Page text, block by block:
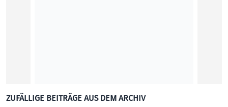
ZUFÄLLIGE BEITRÄGE AUS DEM ARCHIV